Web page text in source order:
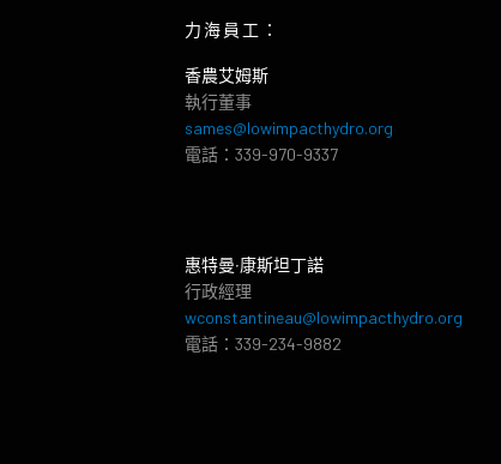
力海員工：
香農艾姆斯
執行董事
sames@lowimpacthydro.org
電話：339-970-9337
惠特曼‧康斯坦丁諾
行政經理
wconstantineau@lowimpacthydro.org
電話：339-234-9882